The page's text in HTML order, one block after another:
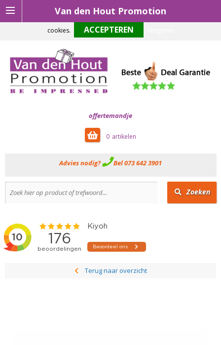
Van den Hout Promotion
offertemandje
0
Advies nodig? Bel 073 642 3901
Zoeken
Terug naar overzicht
Om onze website optimaal te laten functioneren maken wij gebruik van
cookies.